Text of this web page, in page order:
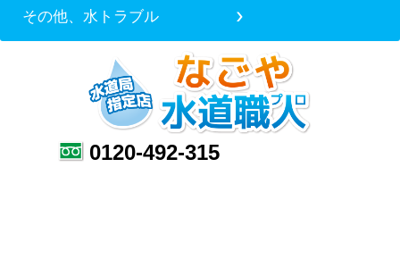
その他、水トラブル
0120-492-315